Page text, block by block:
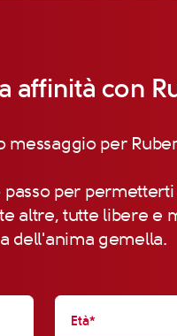
affinità con
messaggio per
passo per
altre, tutte libere e
dell'anima gemella.